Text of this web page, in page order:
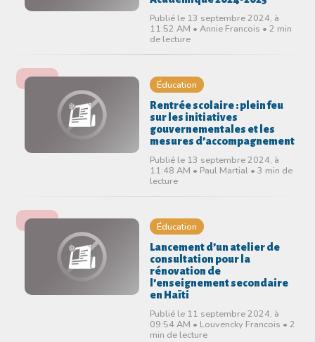
Publié le 13 septembre 2024, à
11:52 AM • Annie Francois • 2 min
de lecture
Éducation
Rentrée scolaire : plein feu
sur les initiatives
gouvernementales et les
mesures d’accompagnement
Publié le 13 septembre 2024, à
11:48 AM • Paul Martial • 3 min de
lecture
Éducation
Lancement d’un atelier de
consultation pour la
rénovation de
l’enseignement secondaire
en Haïti
Publié le 11 septembre 2024, à
09:54 AM • Louvencky Francois • 2
min de lecture